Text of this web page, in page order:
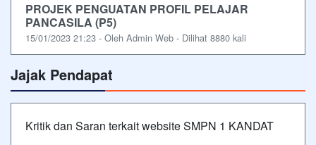
PROJEK PENGUATAN PROFIL PELAJAR
PANCASILA (P5)
15/01/2023 21:23 - Oleh Admin Web - Dilihat 8880 kali
Jajak Pendapat
Kritik dan Saran terkait website SMPN 1 KANDAT